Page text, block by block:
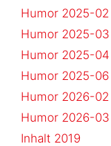
Humor 2025-02
Humor 2025-03
Humor 2025-04
Humor 2025-06
Humor 2026-02
Humor 2026-03
Inhalt 2019